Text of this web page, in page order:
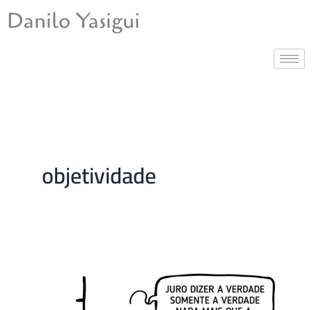
para
Danilo Yasigui
objetividade